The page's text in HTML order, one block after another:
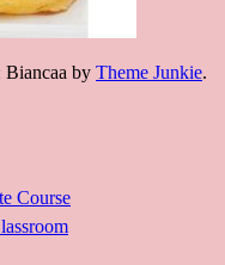
Biancaa by Theme Junkie.
Course